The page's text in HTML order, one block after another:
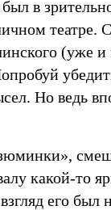
в
театре.
(уже
Но ведь
какой-то
его был